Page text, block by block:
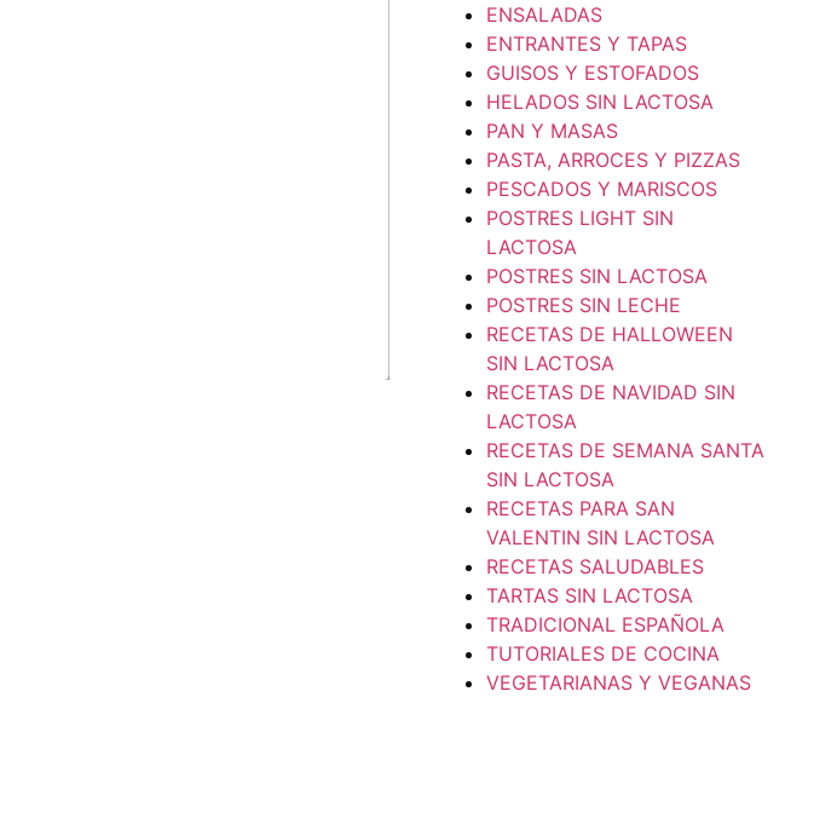
ENSALADAS
ENTRANTES Y TAPAS
GUISOS Y ESTOFADOS
HELADOS SIN LACTOSA
PAN Y MASAS
PASTA, ARROCES Y PIZZAS
PESCADOS Y MARISCOS
POSTRES LIGHT SIN
LACTOSA
POSTRES SIN LACTOSA
POSTRES SIN LECHE
RECETAS DE HALLOWEEN
SIN LACTOSA
RECETAS DE NAVIDAD SIN
LACTOSA
RECETAS DE SEMANA SANTA
SIN LACTOSA
RECETAS PARA SAN
VALENTIN SIN LACTOSA
RECETAS SALUDABLES
TARTAS SIN LACTOSA
TRADICIONAL ESPAÑOLA
TUTORIALES DE COCINA
VEGETARIANAS Y VEGANAS